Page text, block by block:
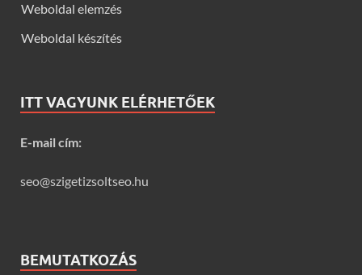
Weboldal elemzés
Weboldal készítés
ITT VAGYUNK ELÉRHETŐEK
E-mail cím:
seo@szigetizsoltseo.hu
BEMUTATKOZÁS